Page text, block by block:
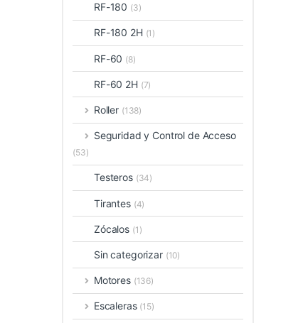
RF-180 (3)
RF-180 2H (1)
RF-60 (8)
RF-60 2H (7)
Roller (138)
Seguridad y Control de Acceso
(53)
Testeros (34)
Tirantes (4)
Zócalos (1)
Sin categorizar (10)
Motores (136)
Escaleras (15)